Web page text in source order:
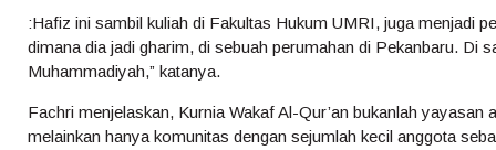
:Hafiz ini sambil kuliah di Fakultas Hukum UMRI, juga menjadi
dimana dia jadi gharim, di sebuah perumahan di Pekanbaru. Di
Muhammadiyah,” katanya.
Fachri menjelaskan, Kurnia Wakaf Al-Qur’an bukanlah yayasan
melainkan hanya komunitas dengan sejumlah kecil anggota